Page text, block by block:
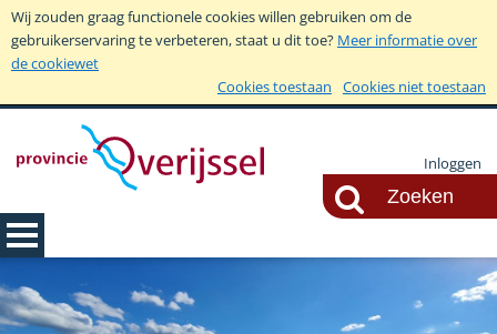
Wij zouden graag functionele cookies willen gebruiken om de
gebruikerservaring te verbeteren, staat u dit toe? Meer informatie over
de cookiewet
Cookies toestaan
Cookies niet toestaan
Inloggen